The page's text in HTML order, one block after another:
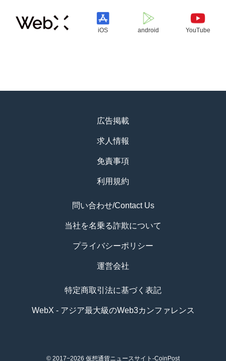
iOS android YouTube
広告掲載
求人情報
免責事項
利用規約
問い合わせ/Contact Us
当社を名乗る詐欺について
プライバシーポリシー
運営会社
特定商取引法に基づく表記
WebX - アジア最大級のWeb3カンファレンス
© 2017−2026 仮想通貨ニュースサイト-CoinPost